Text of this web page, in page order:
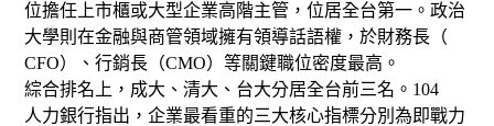
位擔任上市櫃或大型企業高階主管，位居全台第一。政治
大學則在金融與商管領域擁有領導話語權，於財務長（
CFO）、行銷長（CMO）等關鍵職位密度最高。
綜合排名上，成大、清大、台大分居全台前三名。 104
人力銀行指出，企業最看重的三大核心指標分別為即戰力